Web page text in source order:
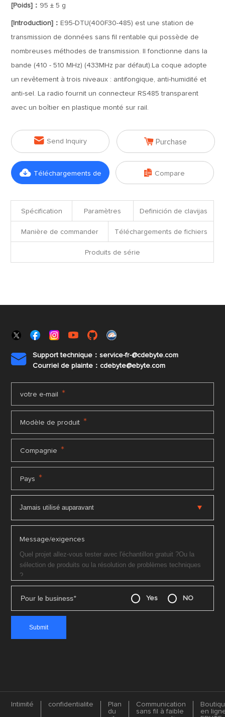
[Poids]： 95 ± 5 g
[Introduction]： E95-DTU(400F30-485) est une station de
transmission de données sans fil rentable qui possède de
nombreuses méthodes de transmission. Il fonctionne dans la
bande (410 - 510 MHz) (433MHz par défaut).La coque adopte
un revêtement à trois niveaux : antifongique, anti-humidité et
anti-sel. La radio fournit un connecteur RS485 transparent
avec un boîtier en plastique monté sur rail.
 Send Inquiry  Purchase
 Téléchargements de  Compare
Spécification Paramètres Definición de clavijas
Manière de commander Téléchargements de fichiers
Produits de série

Support technique：service-fr-@cdebyte.com
Courriel de plainte：cdebyte@ebyte.com
votre e-mail *
Modèle de produit *
Compagnie *
Pays *
Message/exigences
Pour le business* Yes NO
Intimité confidentialite
Plan
du
Communication
sans fil à faible
en